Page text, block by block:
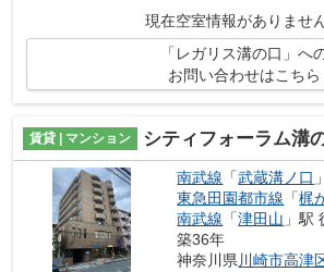
現在空室情報がありません
「レガリス溝の口」へ
お問い合わせはこちら
賃貸 | マンション シティフォーラム溝
南武線 「武蔵溝ノ口
東急田園都市線 「梶
南武線 「津田山 」駅
築36年
神奈川県川崎市高津